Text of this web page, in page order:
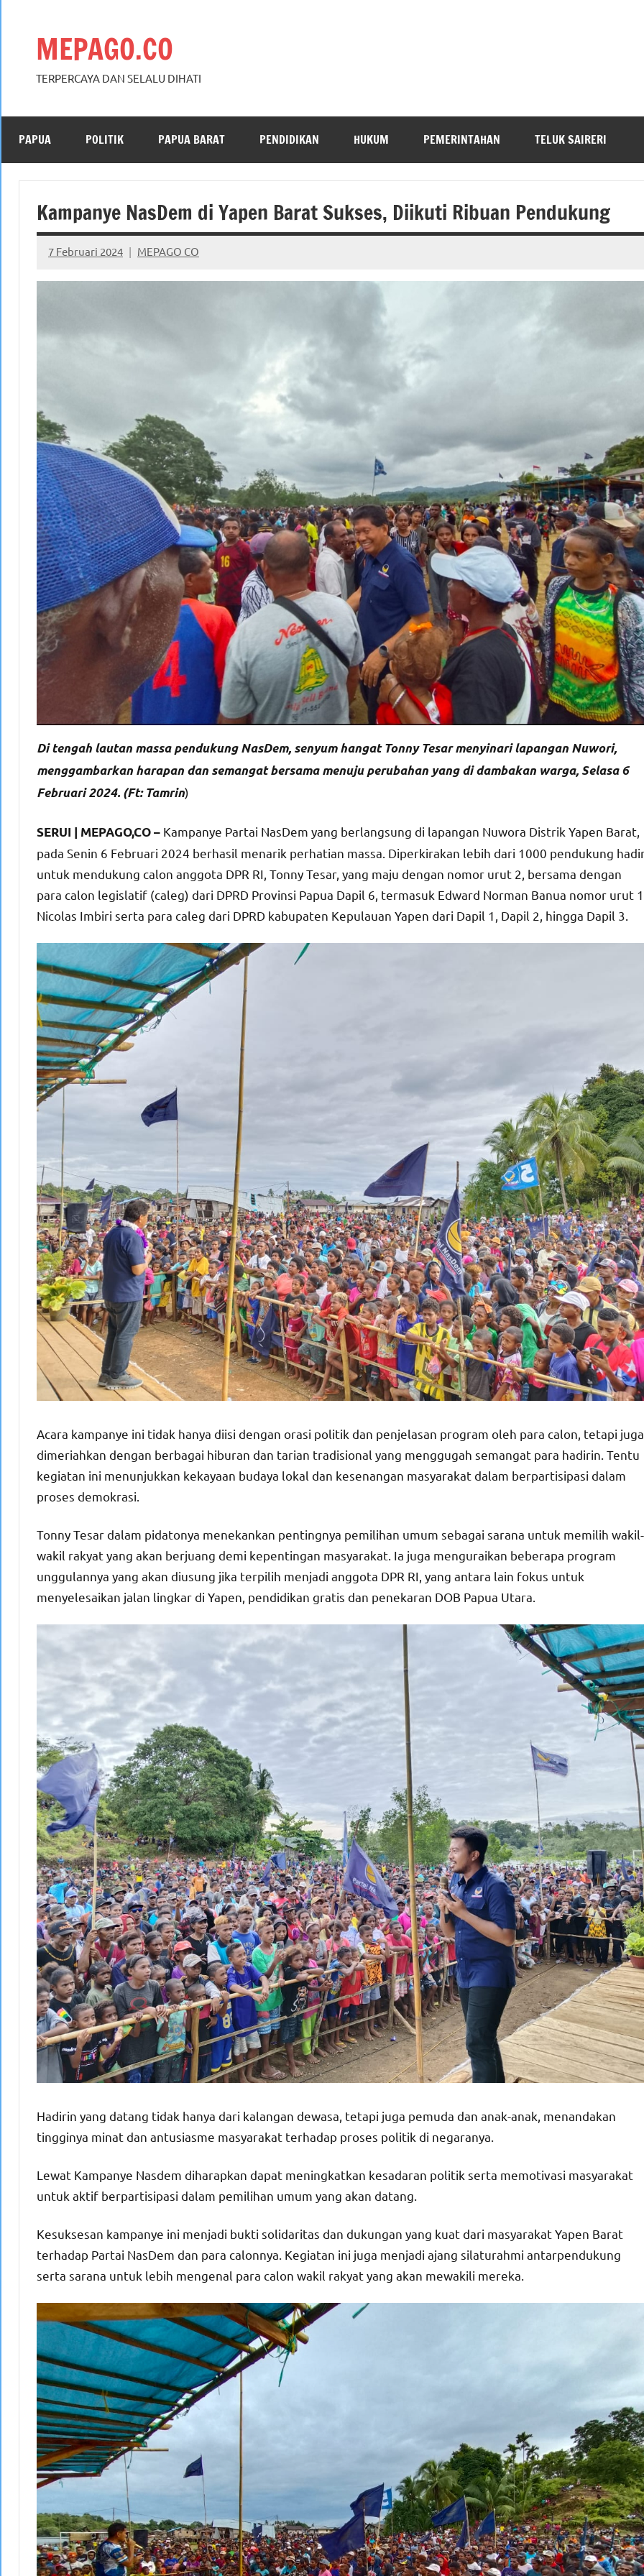
MEPAGO.CO
TERPERCAYA DAN SELALU DIHATI
PAPUA POLITIK PAPUA BARAT PENDIDIKAN HUKUM PEMERINTAHAN TELUK SAIRERI
Kampanye NasDem di Yapen Barat Sukses, Diikuti Ribuan Pendukung
7 Februari 2024 MEPAGO CO
No
comments
Di tengah lautan massa pendukung NasDem, senyum hangat Tonny Tesar menyinari lapangan Nuwori,
menggambarkan harapan dan semangat bersama menuju perubahan yang di dambakan warga, Selasa 6
Februari 2024. (Ft: Tamrin)
SERUI | MEPAGO,CO – Kampanye Partai NasDem yang berlangsung di lapangan Nuwora Distrik Yapen Barat,
pada Senin 6 Februari 2024 berhasil menarik perhatian massa. Diperkirakan lebih dari 1000 pendukung
untuk mendukung calon anggota DPR RI, Tonny Tesar, yang maju dengan nomor urut 2, bersama dengan
para calon legislatif (caleg) dari DPRD Provinsi Papua Dapil 6, termasuk Edward Norman Banua nomor urut
Nicolas Imbiri serta para caleg dari DPRD kabupaten Kepulauan Yapen dari Dapil 1, Dapil 2, hingga Dapil 3.
Acara kampanye ini tidak hanya diisi dengan orasi politik dan penjelasan program oleh para calon, tetapi juga
dimeriahkan dengan berbagai hiburan dan tarian tradisional yang menggugah semangat para hadirin. Tentu
kegiatan ini menunjukkan kekayaan budaya lokal dan kesenangan masyarakat dalam berpartisipasi dalam
proses demokrasi.
Tonny Tesar dalam pidatonya menekankan pentingnya pemilihan umum sebagai sarana untuk memilih wakil-
wakil rakyat yang akan berjuang demi kepentingan masyarakat. Ia juga menguraikan beberapa program
unggulannya yang akan diusung jika terpilih menjadi anggota DPR RI, yang antara lain fokus untuk
menyelesaikan jalan lingkar di Yapen, pendidikan gratis dan penekaran DOB Papua Utara.
Hadirin yang datang tidak hanya dari kalangan dewasa, tetapi juga pemuda dan anak-anak, menandakan
tingginya minat dan antusiasme masyarakat terhadap proses politik di negaranya.
Lewat Kampanye Nasdem diharapkan dapat meningkatkan kesadaran politik serta memotivasi masyarakat
untuk aktif berpartisipasi dalam pemilihan umum yang akan datang.
Kesuksesan kampanye ini menjadi bukti solidaritas dan dukungan yang kuat dari masyarakat Yapen Barat
terhadap Partai NasDem dan para calonnya. Kegiatan ini juga menjadi ajang silaturahmi antarpendukung
serta sarana untuk lebih mengenal para calon wakil rakyat yang akan mewakili mereka.